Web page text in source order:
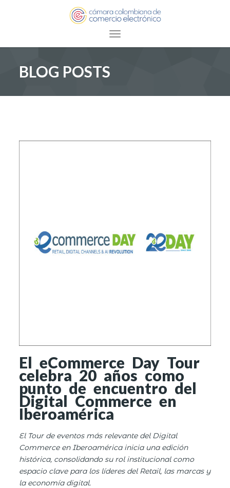
Toggle navigation
BLOG POSTS
El eCommerce Day Tour
celebra 20 años como
punto de encuentro del
Digital Commerce en
Iberoamérica
El Tour de eventos más relevante del Digital
Commerce en Iberoamérica inicia una edición
histórica, consolidando su rol institucional como
espacio clave para los líderes del Retail, las marcas y
la economía digital.